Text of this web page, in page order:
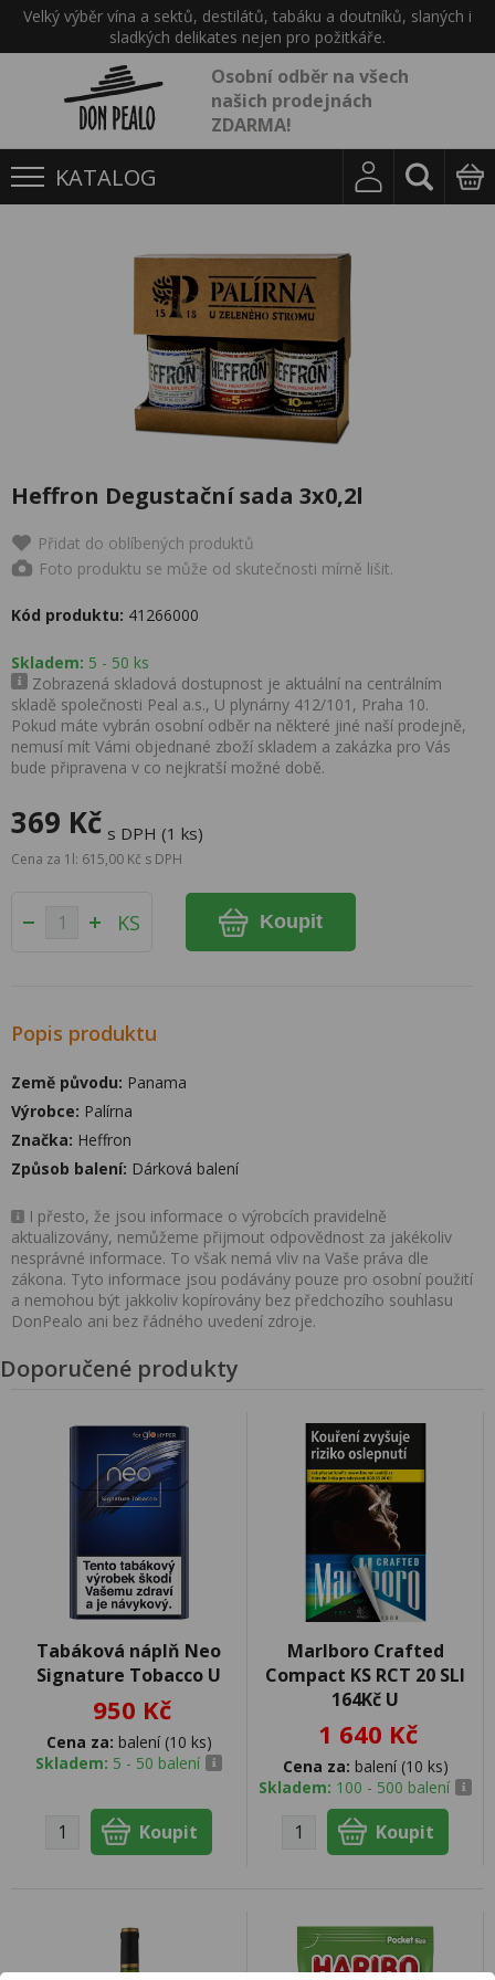
Velký výběr vína a sektů, destilátů, tabáku a doutníků, slaných i
sladkých delikates nejen pro požitkáře.
Osobní odběr na všech
našich prodejnách
ZDARMA!
KATALOG
Heffron Degustační sada 3x0,2l
Přidat do oblíbených produktů
Foto produktu se může od skutečnosti mírně lišit.
Kód produktu: 41266000
Skladem: 5 - 50 ks
Zobrazená skladová dostupnost je aktuální na centrálním
skladě společnosti Peal a.s., U plynárny 412/101, Praha 10.
Pokud máte vybrán osobní odběr na některé jiné naší prodejně,
nemusí mít Vámi objednané zboží skladem a zakázka pro Vás
bude připravena v co nejkratší možné době.
369 Kč s DPH (1 ks)
Cena za 1l: 615,00 Kč s DPH
KS Koupit
Popis produktu
Země původu: Panama
Výrobce: Palírna
Značka: Heffron
Způsob balení: Dárková balení
I přesto, že jsou informace o výrobcích pravidelně
aktualizovány, nemůžeme přijmout odpovědnost za jakékoliv
nesprávné informace. To však nemá vliv na Vaše práva dle
zákona. Tyto informace jsou podávány pouze pro osobní použití
a nemohou být jakkoliv kopírovány bez předchozího souhlasu
DonPealo ani bez řádného uvedení zdroje.
Doporučené produkty
Tabáková náplň Neo
Signature Tobacco U
950 Kč
Cena za: balení (10 ks)
Skladem: 5 - 50 balení
Marlboro Crafted
Compact KS RCT 20 SLI
164Kč U
1 640 Kč
Cena za: balení (10 ks)
Skladem: 100 - 500 balení